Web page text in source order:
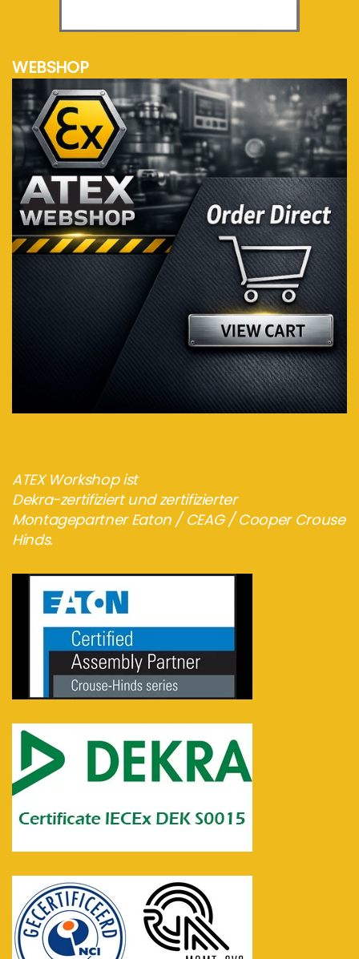
WEBSHOP
ATEX Workshop ist
Dekra-zertifiziert und zertifizierter
Montagepartner Eaton / CEAG / Cooper Crouse
Hinds.